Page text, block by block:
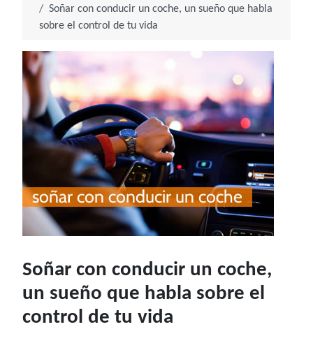
Soñar con conducir un coche, un sueño que habla
sobre el control de tu vida
Soñar con conducir un coche,
un sueño que habla sobre el
control de tu vida